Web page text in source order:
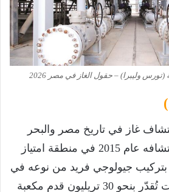
وليبرا) – حقول الغاز في مصر 2026
غاز في تاريخ مصر والبحر
المتوسط، حيث تم اكتشافه عام 2015 في منطقة امتياز
جيولوجي فريد من نوعه في
المنطقة، مع احتياطيات تُقدّر بنحو 30 تريليون قدم مكعبة